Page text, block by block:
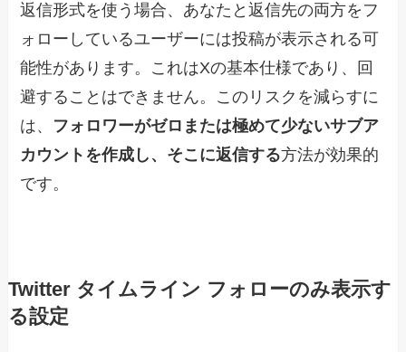
返信形式を使う場合、あなたと返信先の両方をフ
ォローしているユーザーには投稿が表示される可
能性があります。これはXの基本仕様であり、回
避することはできません。このリスクを減らすに
は、 フォロワーがゼロまたは極めて少ないサブア
カウントを作成し、そこに返信する方法が効果的
です。
Twitter タイムライン フォローのみ表示す
る設定